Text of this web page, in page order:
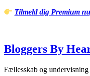
VidereTilmeld dig Premium
Bloggers By
Fællesskab og